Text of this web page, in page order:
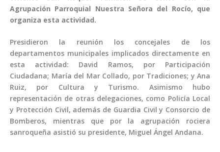
Agrupación Parroquial Nuestra Señora del Rocío, que
organiza esta actividad.
Presidieron la reunión los concejales de los
departamentos municipales implicados directamente en
esta actividad: David Ramos, por Participación
Ciudadana; María del Mar Collado, por Tradiciones; y Ana
Ruiz, por Cultura y Turismo. Asimismo hubo
representación de otras delegaciones, como Policía Local
y Protección Civil, además de Guardia Civil y Consorcio de
Bomberos, mientras que por la agrupación rociera
sanroqueña asistió su presidente, Miguel Ángel Andana.